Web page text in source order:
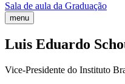
Sala de aula da Graduação
menu
Luis Eduardo
Vice-Presidente do Instituto